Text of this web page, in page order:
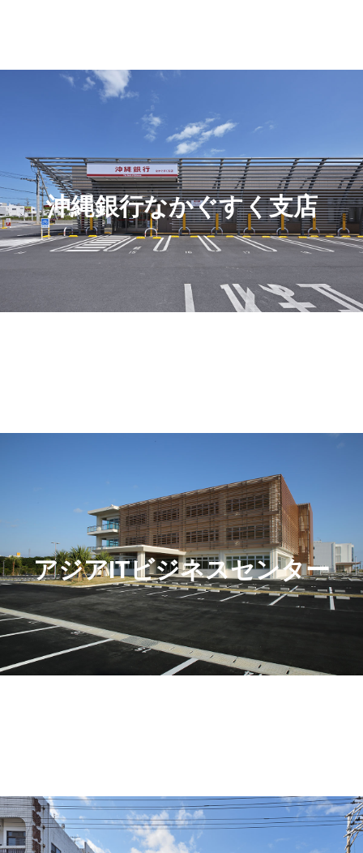
沖縄銀行なかぐすく支店
アジアITビジネスセンター